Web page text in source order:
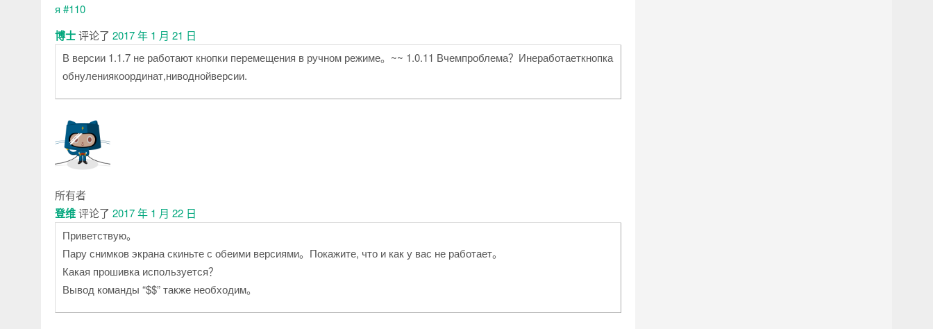
博士评论了 2017 年 1 月 21 日
В версии 1.1.7 не работают кнопки перемещения в ручном режиме。~~ 1.0.11 Вчемпроблема？Инеработаеткнопка
обнулениякоординат,ниводнойверсии.
所有者
登维评论了 2017 年 1 月 22 日
Приветствую。
Пару снимков экрана скиньте с обеими версиями。Покажите, что и как у вас не работает。
Какая прошивка используется？
Вывод команды “$$” также необходим。